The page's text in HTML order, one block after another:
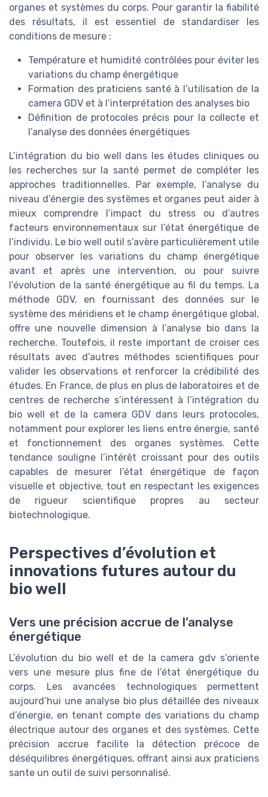
organes et systèmes du corps. Pour garantir la fiabilité
des résultats, il est essentiel de standardiser les
conditions de mesure :
Température et humidité contrôlées pour éviter les
variations du champ énergétique
Formation des praticiens santé à l’utilisation de la
camera GDV et à l’interprétation des analyses bio
Définition de protocoles précis pour la collecte et
l’analyse des données énergétiques
L’intégration du bio well dans les études cliniques ou
les recherches sur la santé permet de compléter les
approches traditionnelles. Par exemple, l’analyse du
niveau d’énergie des systèmes et organes peut aider à
mieux comprendre l’impact du stress ou d’autres
facteurs environnementaux sur l’état énergétique de
l’individu. Le bio well outil s’avère particulièrement utile
pour observer les variations du champ énergétique
avant et après une intervention, ou pour suivre
l’évolution de la santé énergétique au fil du temps. La
méthode GDV, en fournissant des données sur le
système des méridiens et le champ énergétique global,
offre une nouvelle dimension à l’analyse bio dans la
recherche. Toutefois, il reste important de croiser ces
résultats avec d’autres méthodes scientifiques pour
valider les observations et renforcer la crédibilité des
études. En France, de plus en plus de laboratoires et de
centres de recherche s’intéressent à l’intégration du
bio well et de la camera GDV dans leurs protocoles,
notamment pour explorer les liens entre énergie, santé
et fonctionnement des organes systèmes. Cette
tendance souligne l’intérêt croissant pour des outils
capables de mesurer l’état énergétique de façon
visuelle et objective, tout en respectant les exigences
de rigueur scientifique propres au secteur
biotechnologique.
Perspectives d’évolution et
innovations futures autour du
bio well
Vers une précision accrue de l’analyse
énergétique
L’évolution du bio well et de la camera gdv s’oriente
vers une mesure plus fine de l’état énergétique du
corps. Les avancées technologiques permettent
aujourd’hui une analyse bio plus détaillée des niveaux
d’énergie, en tenant compte des variations du champ
électrique autour des organes et des systèmes. Cette
précision accrue facilite la détection précoce de
déséquilibres énergétiques, offrant ainsi aux praticiens
sante un outil de suivi personnalisé.